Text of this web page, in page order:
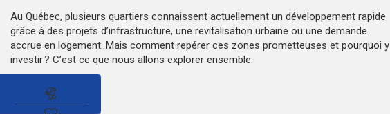
Au Québec, plusieurs quartiers connaissent actuellement un développement rapide
grâce à des projets d’infrastructure, une revitalisation urbaine ou une demande
accrue en logement. Mais comment repérer ces zones prometteuses et pourquoi y
investir ? C’est ce que nous allons explorer ensemble.